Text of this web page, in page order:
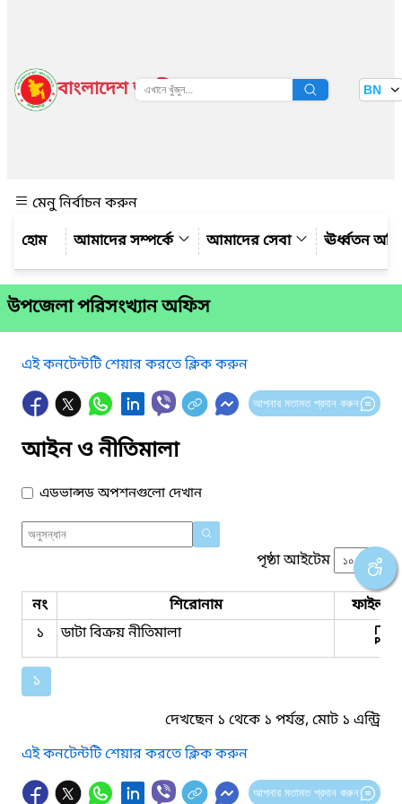
বাংলাদেশ জাতীয় তথ্য বাতায়ন BN
মেনু নির্বাচন করুন
আমাদের সম্পর্কে
আমাদের সেবা ঊর্ধ্বতন
উপজেলা পরিসংখ্যান অফিস
এই কনটেন্টটি শেয়ার করতে ক্লিক করুন
আপনার মতামত প্রদান করুন
আইন ও নীতিমালা
এডভান্সড অপশনগুলো দেখান
পৃষ্ঠা আইটেম
নং শিরোনাম
ফাইল
১
ডাটা বিক্রয় নীতিমালা
১
দেখছেন ১ থেকে ১ পর্যন্ত, মোট ১ এন্ট্রি
এই কনটেন্টটি শেয়ার করতে ক্লিক করুন
আপনার মতামত প্রদান করুন